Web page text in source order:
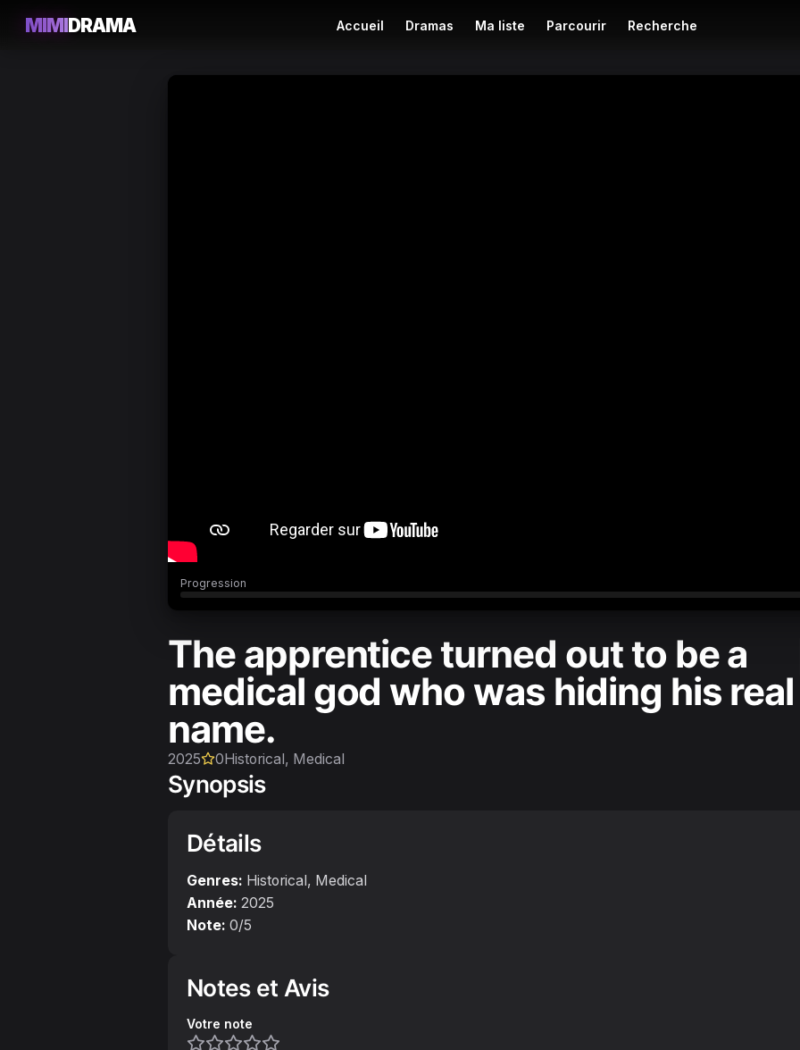
MIMIDRAMA Accueil Dramas Ma liste Parcourir Recherche
Progression
The apprentice turned out to be a
medical god who was hiding his real
name.
2025 0Historical, Medical
Synopsis
Détails
Genres: Historical, Medical
Année: 2025
Note: 0/5
Notes et Avis
Votre note